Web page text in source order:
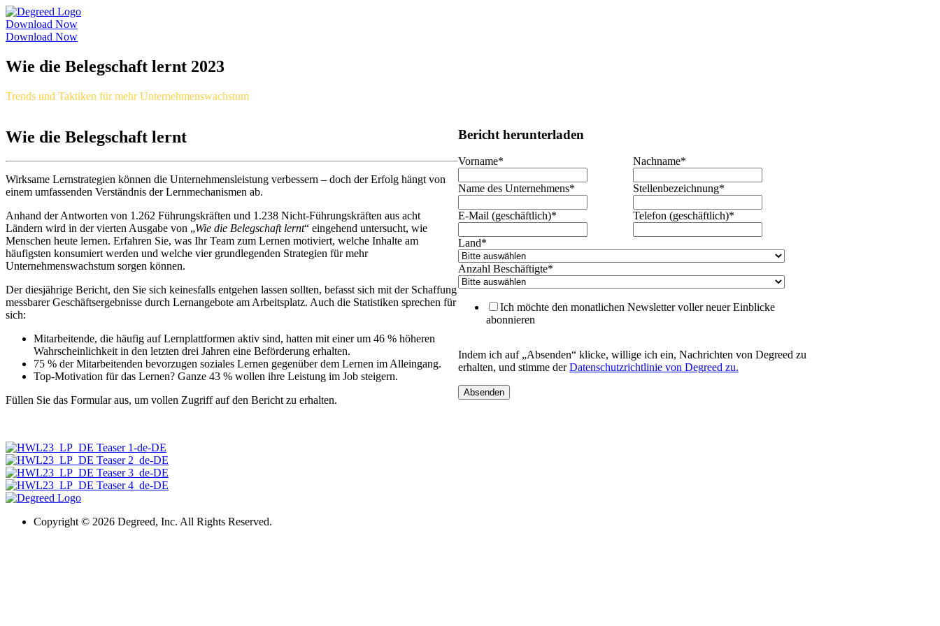
Download Now
Download Now
Wie die Belegschaft lernt 2023
Trends und Taktiken für mehr Unternehmenswachstum
Wie die Belegschaft lernt
Wirksame Lernstrategien können die Unternehmensleistung verbessern – doch der Erfolg hängt von
einem umfassenden Verständnis der Lernmechanismen ab.
Anhand der Antworten von 1.262 Führungskräften und 1.238 Nicht-Führungskräften aus acht
Ländern wird in der vierten Ausgabe von „Wie die Belegschaft lernt“ eingehend untersucht, wie
Menschen heute lernen. Erfahren Sie, was Ihr Team zum Lernen motiviert, welche Inhalte am
häufigsten konsumiert werden und welche vier grundlegenden Strategien für mehr
Unternehmenswachstum sorgen können.
Der diesjährige Bericht, den Sie sich keinesfalls entgehen lassen sollten, befasst sich mit der Schaffung
messbarer Geschäftsergebnisse durch Lernangebote am Arbeitsplatz. Auch die Statistiken sprechen für
sich:
Mitarbeitende, die häufig auf Lernplattformen aktiv sind, hatten mit einer um 46 % höheren
Wahrscheinlichkeit in den letzten drei Jahren eine Beförderung erhalten.
75 % der Mitarbeitenden bevorzugen soziales Lernen gegenüber dem Lernen im Alleingang.
Top-Motivation für das Lernen? Ganze 43 % wollen ihre Leistung im Job steigern.
Füllen Sie das Formular aus, um vollen Zugriff auf den Bericht zu erhalten.
Bericht herunterladen
Vorname* Nachname*
Name des Unternehmens* Stellenbezeichnung*
E-Mail (geschäftlich)* Telefon (geschäftlich)*
Land*
Anzahl Beschäftigte*
Ich möchte den monatlichen Newsletter voller neuer Einblicke
abonnieren
Indem ich auf „Absenden“ klicke, willige ich ein, Nachrichten von Degreed zu
erhalten, und stimme derDatenschutzrichtlinie von Degreed zu.
Copyright © 2026 Degreed, Inc. All Rights Reserved.